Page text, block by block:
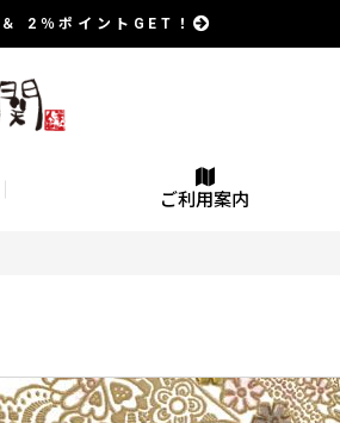
＆ 2％ポイントGET！
ご利用案内